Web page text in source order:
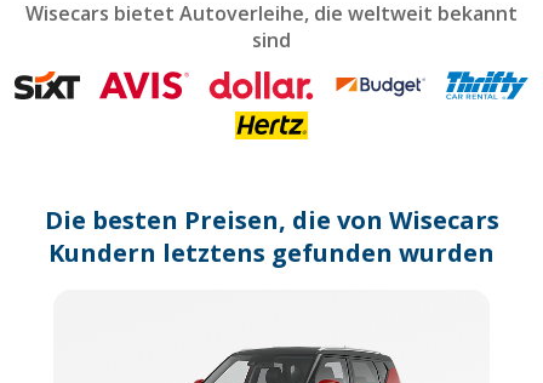
mark
get
the
dates.
Wisecars bietet Autoverleihe, die weltweit bekannt
sind
Die besten Preisen, die von Wisecars
Kundern letztens gefunden wurden